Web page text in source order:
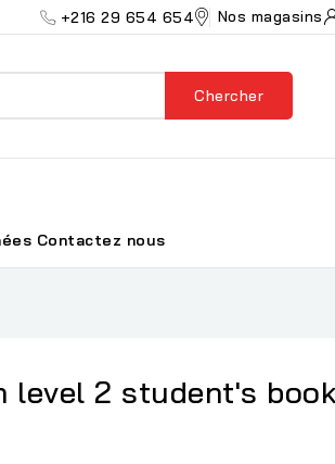
+216 29 654 654 Nos magasins
Chercher
Contactez nous
level 2 student's